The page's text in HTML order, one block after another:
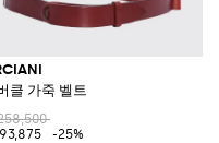
클 가죽 벨트
-25%